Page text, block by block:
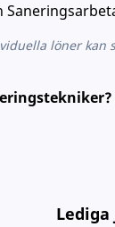
löner